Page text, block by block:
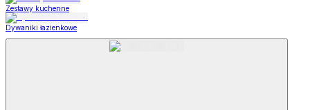
Zestawy kuchenne
Dywaniki łazienkowe